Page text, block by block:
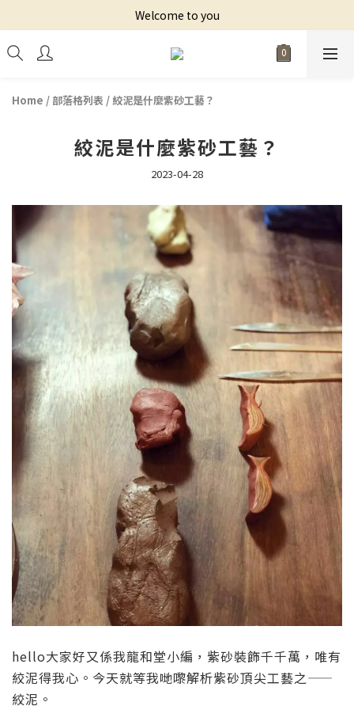
Welcome to you
Home / 部落格列表 / 絞泥是什麼紫砂工藝？
絞泥是什麼紫砂工藝？
2023-04-28
hello大家好又係我龍和堂小編 ， 紫砂裝飾千千萬，唯有
絞泥得我心。今天就等我哋嚟解析紫砂頂尖工藝之——
絞泥。